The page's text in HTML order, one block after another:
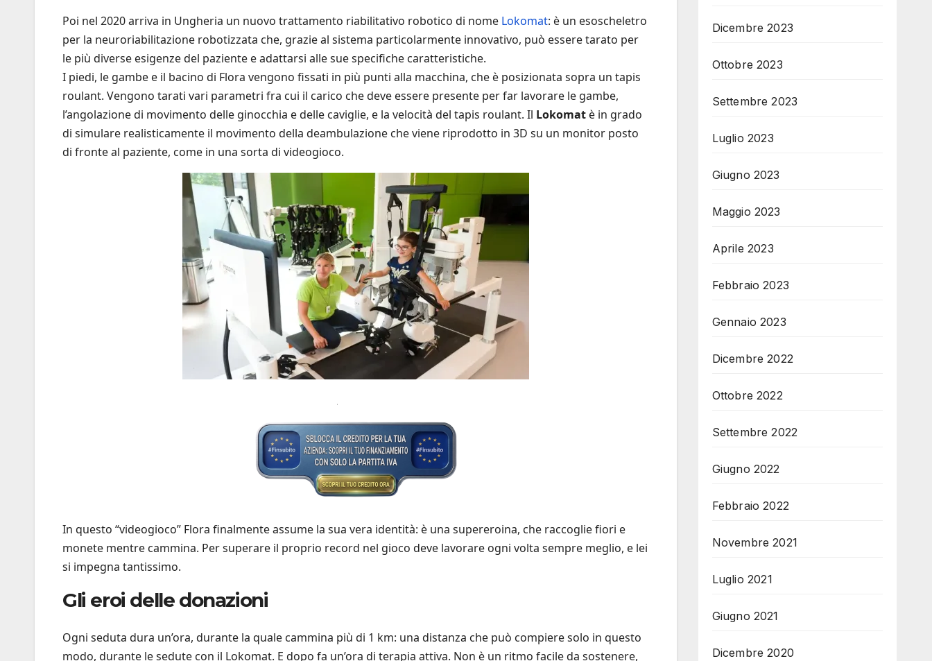
Poi nel 2020 arriva in Ungheria un nuovo trattamento riabilitativo robotico di nome Lokomat: è un esoscheletro
per la neuroriabilitazione robotizzata che, grazie al sistema particolarmente innovativo, può essere tarato per
le più diverse esigenze del paziente e adattarsi alle sue specifiche caratteristiche.
I piedi, le gambe e il bacino di Flora vengono fissati in più punti alla macchina, che è posizionata sopra un tapis
roulant. Vengono tarati vari parametri fra cui il carico che deve essere presente per far lavorare le gambe,
l’angolazione di movimento delle ginocchia e delle caviglie, e la velocità del tapis roulant. Il Lokomat è in grado
di simulare realisticamente il movimento della deambulazione che viene riprodotto in 3D su un monitor posto
di fronte al paziente, come in una sorta di videogioco.
In questo “videogioco” Flora finalmente assume la sua vera identità: è una supereroina, che raccoglie fiori e
monete mentre cammina. Per superare il proprio record nel gioco deve lavorare ogni volta sempre meglio, e lei
si impegna tantissimo.
Gli eroi delle donazioni
Ogni seduta dura un’ora, durante la quale cammina più di 1 km: una distanza che può compiere solo in questo
modo, durante le sedute con il Lokomat. E dopo fa un’ora di terapia attiva. Non è un ritmo facile da sostenere,
Dicembre 2023
Ottobre 2023
Settembre 2023
Luglio 2023
Giugno 2023
Maggio 2023
Aprile 2023
Febbraio 2023
Gennaio 2023
Dicembre 2022
Ottobre 2022
Settembre 2022
Giugno 2022
Febbraio 2022
Novembre 2021
Luglio 2021
Giugno 2021
Dicembre 2020